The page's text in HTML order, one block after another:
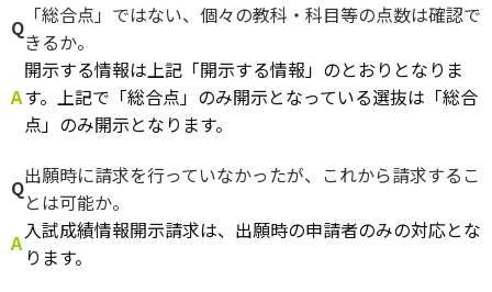
Q 「総合点」ではない、個々の教科・科目等の点数は確認で
きるか。
A
開示する情報は上記「開示する情報」のとおりとなりま
す。上記で「総合点」のみ開示となっている選抜は「総合
点」のみ開示となります。
Q出願時に請求を行っていなかったが、これから請求するこ
とは可能か。
A入試成績情報開示請求は、出願時の申請者のみの対応とな
ります。